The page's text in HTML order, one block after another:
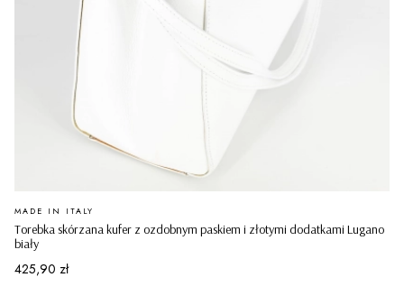
Torebka skórzana kufer z ozdobnym paskiem i złotymi dodatkami Lugano
biały
PRODUCENT
MADE IN ITALY
Cena
425,90 zł